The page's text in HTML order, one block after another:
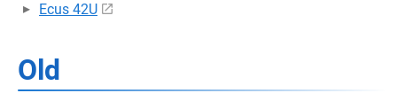
Ecus 42U
Old